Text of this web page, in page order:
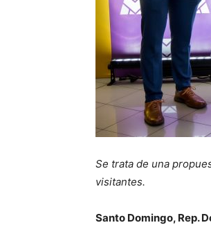
Se trata de una
visitantes.
Santo Domingo, Rep.